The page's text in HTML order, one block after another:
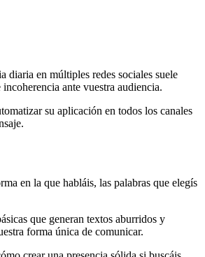
diaria en múltiples redes sociales suele
ante vuestra audiencia.
su aplicación en todos los canales
en la que habláis, las palabras que elegís
que generan textos aburridos y
forma única de comunicar.